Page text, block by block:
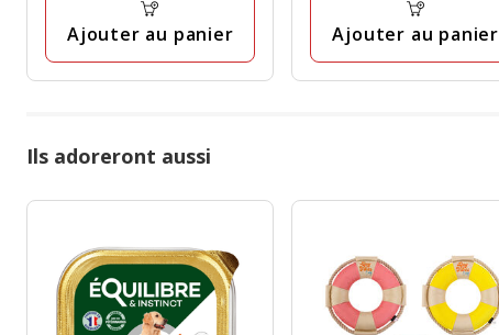
Ajouter au panier Ajouter au panier
Ils adoreront aussi